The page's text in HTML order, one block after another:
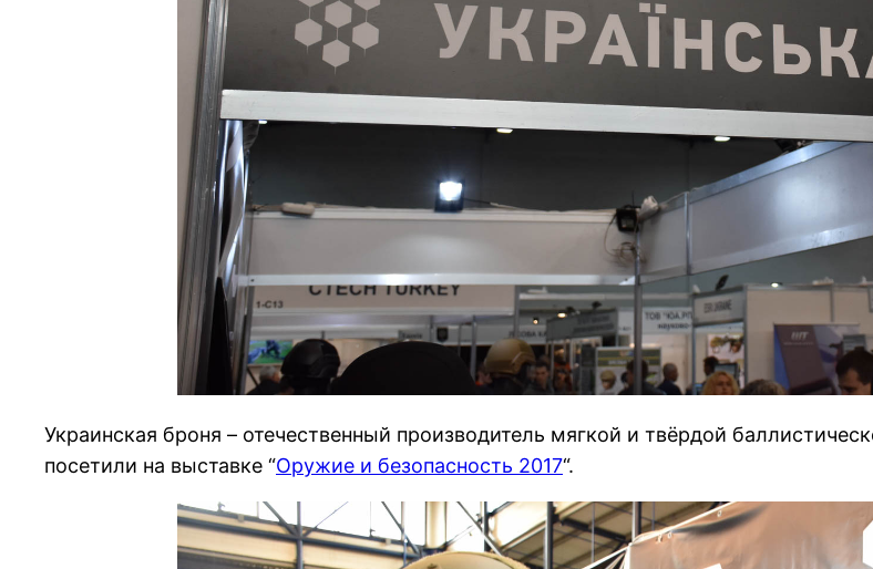
Украинская броня – отечественный производитель мягкой и твёрдой
посетили на выставке “Оружие и безопасность 2017“.